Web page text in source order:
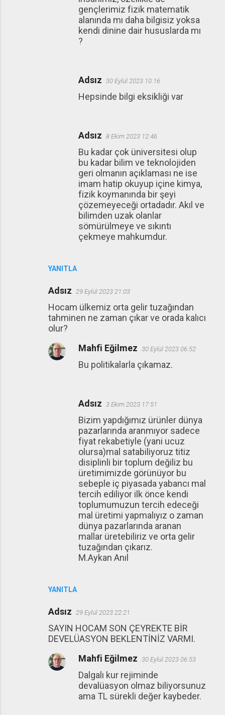
YANITLA
gençlerimiz fizik matematik
alanında mı daha bilgisiz yoksa
kendi dinine dair hususlarda mı
?
Adsız 30 Eylül 2023 10:16
Hepsinde bilgi eksikliği var
Adsız 8 Ekim 2023 12:46
Bu kadar çok üniversitesi olup
bu kadar bilim ve teknolojiden
geri olmanın açıklaması ne ise
imam hatip okuyup içine kimya,
fizik koymanında bir şeyi
çözemeyeceği ortadadır. Akıl ve
bilimden uzak olanlar
sömürülmeye ve sıkıntı
çekmeye mahkumdur.
Adsız 29 Eylül 2023 21:03
Hocam ülkemiz orta gelir tuzağından
tahminen ne zaman çıkar ve orada kalıcı
olur?
YANITLA
Mahfi Eğilmez 30 Eylül 2023 06:52
Bu politikalarla çıkamaz.
Adsız 3 Ekim 2023 17:51
Bizim yapdığımız ürünler dünya
pazarlarında aranmıyor sadece
fiyat rekabetiyle (yani ucuz
olursa)mal satabiliyoruz titiz
disiplinli bir toplum değiliz bu
üretimimizde görünüyor bu
sebeple iç piyasada yabancı mal
tercih ediliyor ilk önce kendi
toplumumuzun tercih edeceği
mal üretimi yapmalıyız o zaman
dünya pazarlarında aranan
mallar üretebiliriz ve orta gelir
tuzağından çıkarız.
M.Aykan Anıl
Adsız 29 Eylül 2023 22:21
SAYIN HOCAM SON ÇEYREKTE BİR
DEVELÜASYON BEKLENTİNİZ VARMI.
Mahfi Eğilmez 30 Eylül 2023 06:53
Dalgalı kur rejiminde
devalüasyon olmaz biliyorsunuz
ama TL sürekli değer kaybeder.